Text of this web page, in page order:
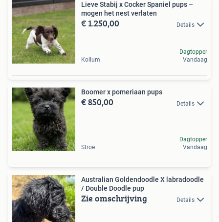
Lieve Stabij x Cocker Spaniel pups –
mogen het nest verlaten
€ 1.250,00 Details
Kollum
Dagtopper
Vandaag
Boomer x pomeriaan pups
€ 850,00 Details
Stroe
Dagtopper
Vandaag
Australian Goldendoodle X labradoodle
/ Double Doodle pup
Zie omschrijving Details